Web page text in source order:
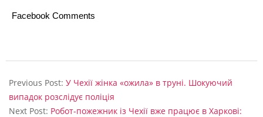
Facebook Comments
05-
30
Previous Post: У Чехії жінка «ожила» в труні. Шокуючий
випадок розслідує поліція
Next Post: Робот-пожежник із Чехії вже працює в Харкові: